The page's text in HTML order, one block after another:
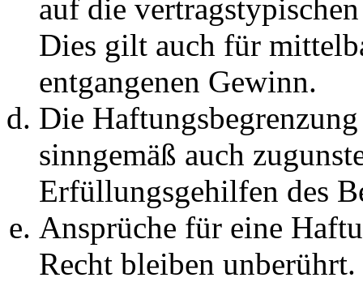
auf die
Dies gilt auch für
entgangenen Gewinn.
Die
sinngemäß auch
Erfüllungsgehilfen des
Ansprüche für eine
Recht bleiben unberührt.